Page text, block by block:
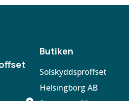
Butiken
Solskyddsproffset
Helsingborg AB